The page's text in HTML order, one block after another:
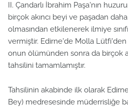
II. Çandarlı İbrahim Paşa'nın
birçok akıncı beyi ve paşadan
olmasından etkilenerek ilmiye
vermiştir. Edirne'de Molla Lütfi'den
onun ölümünden sonra da birçok
tahsilini tamamlamıştır.
Tahsilinin akabinde ilk olarak
Bey) medresesinde müderrisliğe